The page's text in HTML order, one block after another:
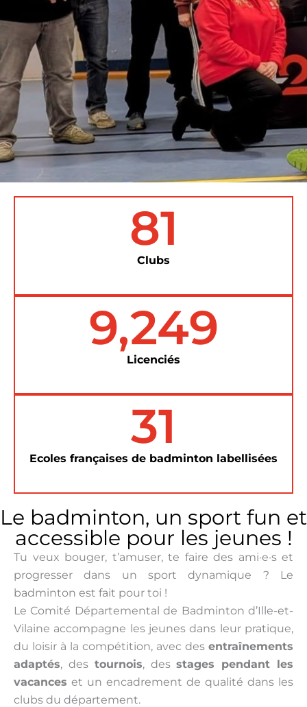
81
Clubs
9,249
Licenciés
31
Ecoles françaises de badminton labellisées
Le badminton, un sport fun et
accessible pour les jeunes !
Tu veux bouger, t’amuser, te faire des ami·e·s et
progresser dans un sport dynamique ? Le
badminton est fait pour toi !
Le Comité Départemental de Badminton d’Ille-et-
Vilaine accompagne les jeunes dans leur pratique,
du loisir à la compétition, avec des entraînements
adaptés, des tournois, desstages pendant les
vacances et un encadrement de qualité dans les
clubs du département.